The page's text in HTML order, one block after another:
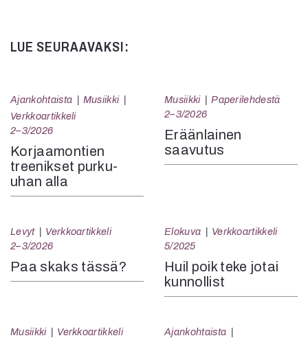
LUE SEURAAVAKSI:
Ajankohtaista
Musiikki
Verkkoartikkeli
2–3/2026
Korjaamontien
treenikset purku-
uhan alla
Musiikki
Paperilehdestä
2–3/2026
Eräänlainen
saavutus
Levyt
Verkkoartikkeli
2–3/2026
Paa skaks tässä?
Elokuva
Verkkoartikkeli
5/2025
Huil poik teke jotai
kunnollist
Musiikki Verkkoartikkeli
Ajankohtaista